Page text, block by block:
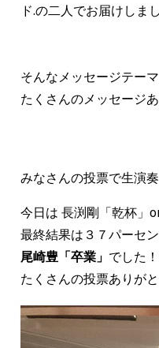
ド.の二人でお届けしま
そんなメッセージテー
たくさんのメッセージ
みなさんの投票で生演
今日は 長渕剛「乾杯」
最終結果は３７パーセ
尾崎豊「卒業」 でした！
たくさんの投票ありが